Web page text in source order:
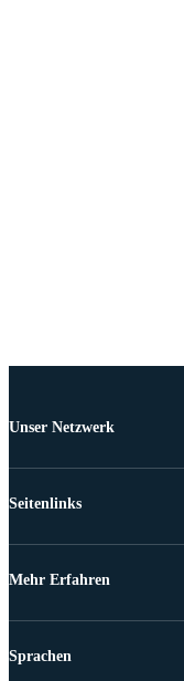
Unser Netzwerk
Seitenlinks
Mehr Erfahren
Sprachen